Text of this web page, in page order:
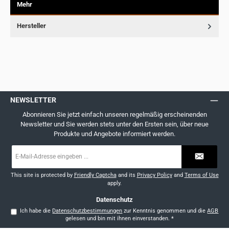
Mehr
Hersteller
NEWSLETTER
Abonnieren Sie jetzt einfach unseren regelmäßig erscheinenden
Newsletter und Sie werden stets unter den Ersten sein, über neue
Produkte und Angebote informiert werden.
Mail-
*
This site is protected by Friendly Captchaand its Privacy Policyand Terms of Use
apply.
Datenschutz
Ich habe die Datenschutzbestimmungen zur Kenntnis genommen und dieAGB
gelesen und bin mit ihnen einverstanden. *